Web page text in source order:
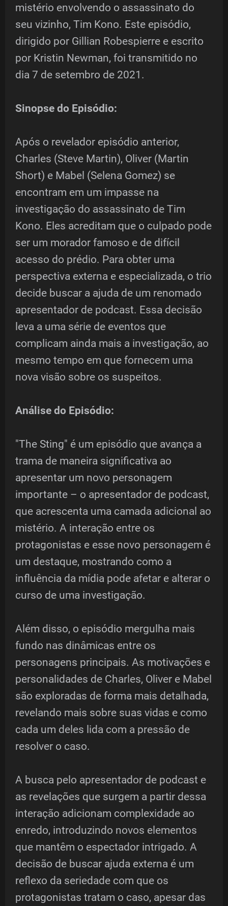
mistério envolvendo o assassinato do
seu vizinho, Tim Kono. Este episódio,
dirigido por Gillian Robespierre e escrito
por Kristin Newman, foi transmitido no
dia 7 de setembro de 2021.
Sinopse do Episódio:
Após o revelador episódio anterior,
Charles (Steve Martin), Oliver (Martin
Short) e Mabel (Selena Gomez) se
encontram em um impasse na
investigação do assassinato de Tim
Kono. Eles acreditam que o culpado pode
ser um morador famoso e de difícil
acesso do prédio. Para obter uma
perspectiva externa e especializada, o trio
decide buscar a ajuda de um renomado
apresentador de podcast. Essa decisão
leva a uma série de eventos que
complicam ainda mais a investigação, ao
mesmo tempo em que fornecem uma
nova visão sobre os suspeitos.
Análise do Episódio:
"The Sting" é um episódio que avança a
trama de maneira significativa ao
apresentar um novo personagem
importante – o apresentador de podcast,
que acrescenta uma camada adicional ao
mistério. A interação entre os
protagonistas e esse novo personagem é
um destaque, mostrando como a
influência da mídia pode afetar e alterar o
curso de uma investigação.
Além disso, o episódio mergulha mais
fundo nas dinâmicas entre os
personagens principais. As motivações e
personalidades de Charles, Oliver e Mabel
são exploradas de forma mais detalhada,
revelando mais sobre suas vidas e como
cada um deles lida com a pressão de
resolver o caso.
A busca pelo apresentador de podcast e
as revelações que surgem a partir dessa
interação adicionam complexidade ao
enredo, introduzindo novos elementos
que mantêm o espectador intrigado. A
decisão de buscar ajuda externa é um
reflexo da seriedade com que os
protagonistas tratam o caso, apesar das